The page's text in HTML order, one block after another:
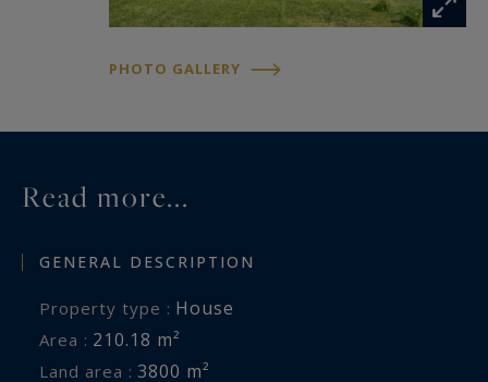
PHOTO GALLERY
Read more...
GENERAL DESCRIPTION
Property type : House
Area : 210.18 m²
Land area : 3800 m²